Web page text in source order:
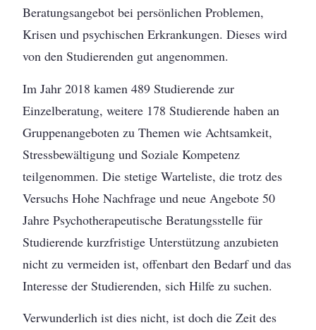
Beratungsangebot bei persönlichen Problemen,
Krisen und psychischen Erkrankungen. Dieses wird
von den Studierenden gut angenommen.
Im Jahr 2018 kamen 489 Studierende zur
Einzelberatung, weitere 178 Studierende haben an
Gruppenangeboten zu Themen wie Achtsamkeit,
Stressbewältigung und Soziale Kompetenz
teilgenommen. Die stetige Warteliste, die trotz des
Versuchs Hohe Nachfrage und neue Angebote 50
Jahre Psychotherapeutische Beratungsstelle für
Studierende kurzfristige Unterstützung anzubieten
nicht zu vermeiden ist, offenbart den Bedarf und das
Interesse der Studierenden, sich Hilfe zu suchen.
Verwunderlich ist dies nicht, ist doch die Zeit des